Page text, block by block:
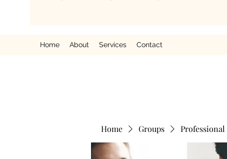
Home About Services Contact
Home Groups